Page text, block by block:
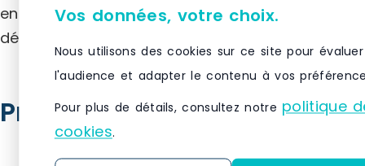
engageons à vous répondre dans les meilleurs
délais.
Produits similaires
Vos données, votre choix.
Nous utilisons des cookies sur ce site pour évaluer
l'audience et adapter le contenu à vos
Pour plus de détails, consultez notre politique
cookies.